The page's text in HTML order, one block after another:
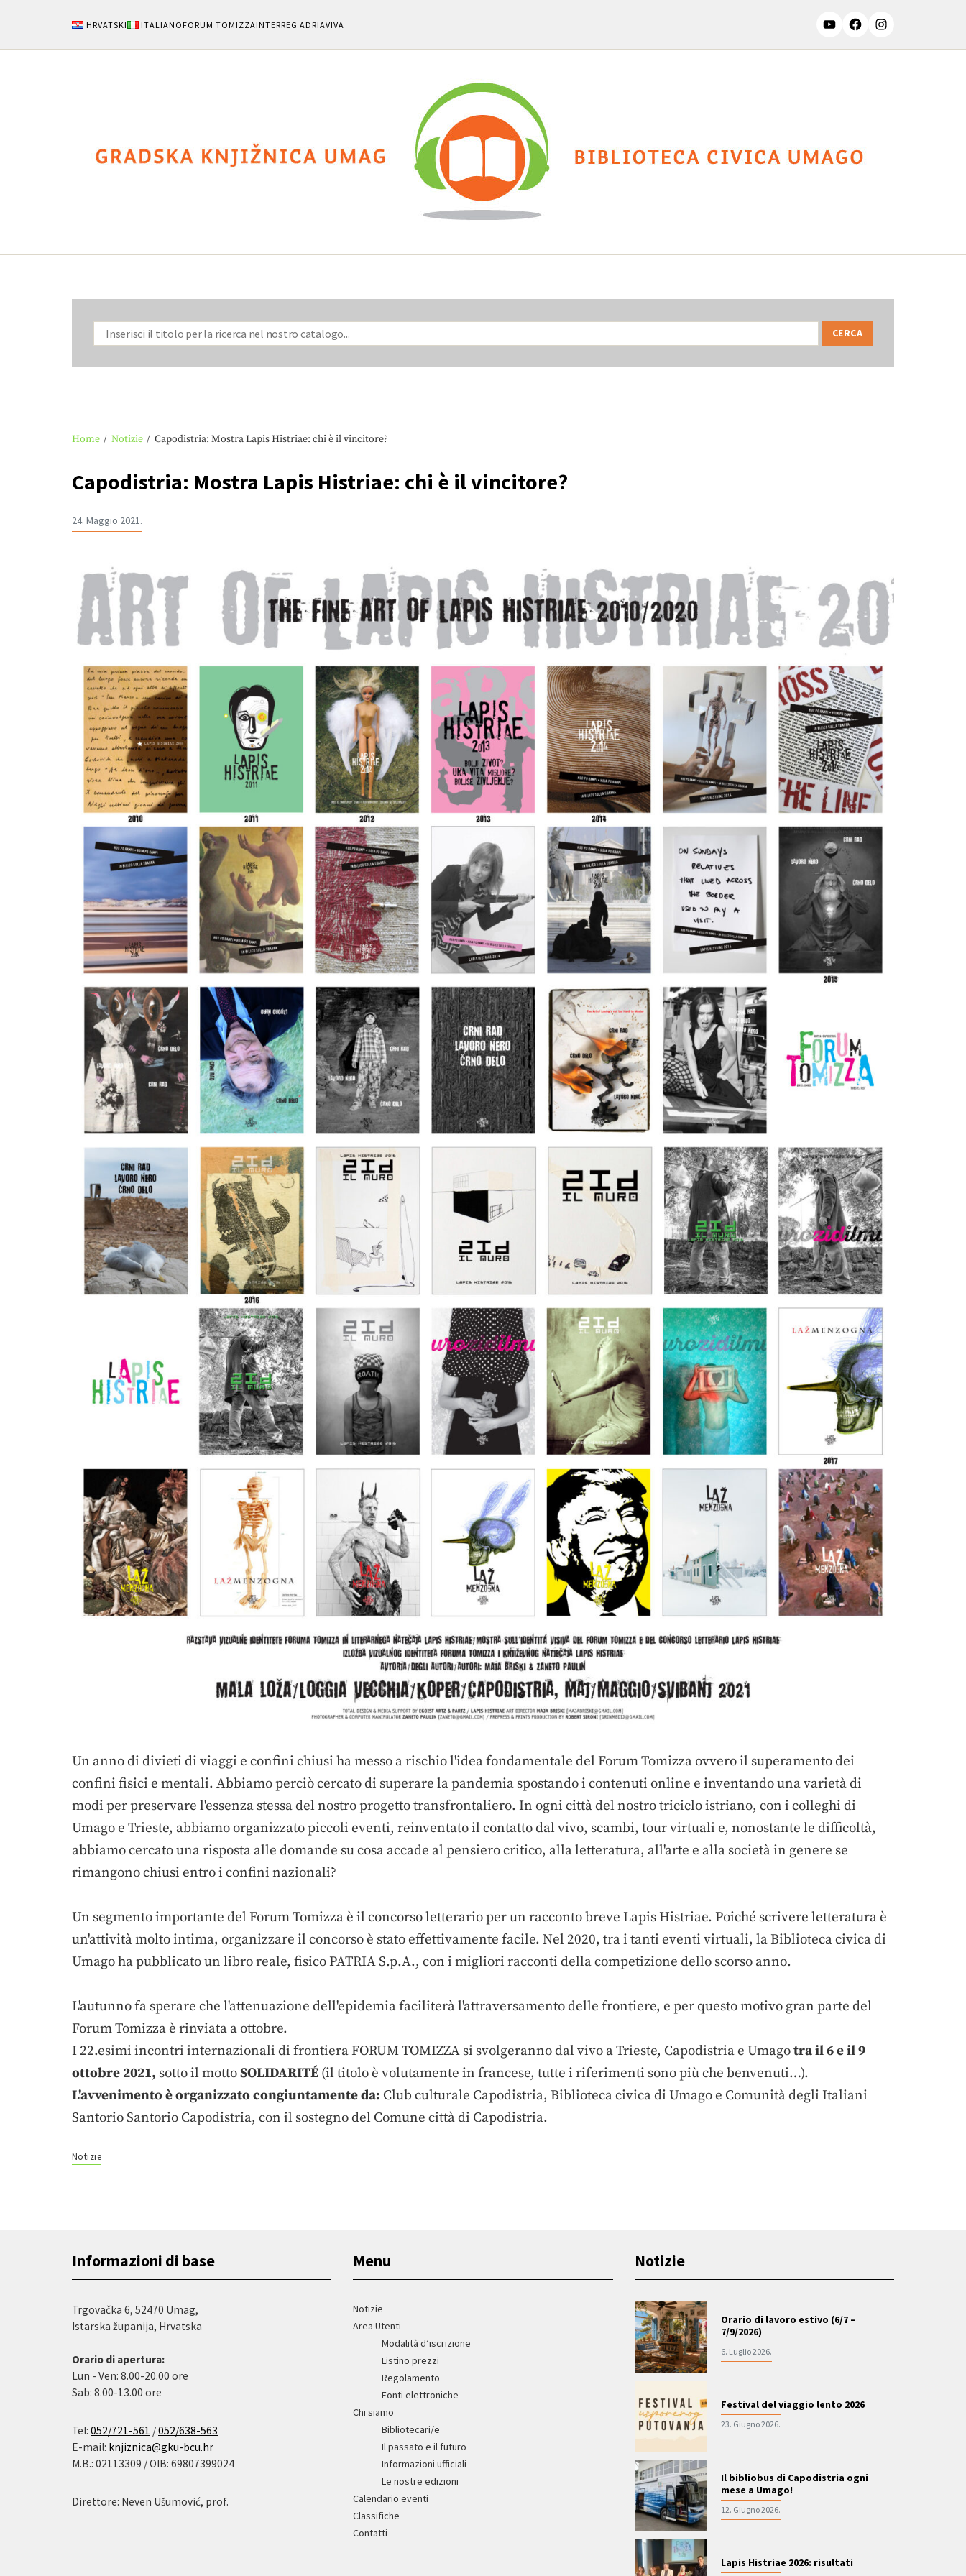
HRVATSKI ITALIANO FORUM TOMIZZA INTERREG ADRIAVIVA
Home Notizie Capodistria: Mostra Lapis Histriae: chi è il vincitore?
Capodistria: Mostra Lapis Histriae: chi è il vincitore?
24. Maggio 2021.
Un anno di divieti di viaggi e confini chiusi ha messo a rischio l'idea fondamentale del Forum Tomizza ovvero il superamento dei
confini fisici e mentali. Abbiamo perciò cercato di superare la pandemia spostando i contenuti online e inventando una varietà di
modi per preservare l'essenza stessa del nostro progetto transfrontaliero. In ogni città del nostro triciclo istriano, con i colleghi di
Umago e Trieste, abbiamo organizzato piccoli eventi, reinventato il contatto dal vivo, scambi, tour virtuali e, nonostante le difficoltà,
abbiamo cercato una risposta alle domande su cosa accade al pensiero critico, alla letteratura, all'arte e alla società in genere se
rimangono chiusi entro i confini nazionali?
Un segmento importante del Forum Tomizza è il concorso letterario per un racconto breve Lapis Histriae. Poiché scrivere letteratura è
un'attività molto intima, organizzare il concorso è stato effettivamente facile. Nel 2020, tra i tanti eventi virtuali, la Biblioteca civica di
Umago ha pubblicato un libro reale, fisico PATRIA S.p.A., con i migliori racconti della competizione dello scorso anno.
L'autunno fa sperare che l'attenuazione dell'epidemia faciliterà l'attraversamento delle frontiere, e per questo motivo gran parte del
Forum Tomizza è rinviata a ottobre.
I 22.esimi incontri internazionali di frontiera FORUM TOMIZZA si svolgeranno dal vivo a Trieste, Capodistria e Umagotra il 6 e il 9
ottobre 2021, sotto il mottoSOLIDARITÉ (il titolo è volutamente in francese, tutte i riferimenti sono più che benvenuti…).
L'avvenimento è organizzato congiuntamente da: Club culturale Capodistria, Biblioteca civica di Umago e Comunità degli Italiani
Santorio Santorio Capodistria, con il sostegno del Comune città di Capodistria.
Notizie
Informazioni di base
Trgovačka 6, 52470 Umag,
Istarska županija, Hrvatska
Orario di apertura:
Lun - Ven: 8.00-20.00 ore
Sab: 8.00-13.00 ore
Tel: 052/721-561 /052/638-563
E-mail: knjiznica@gku-bcu.hr
M.B.: 02113309 / OIB: 69807399024
Direttore: Neven Ušumović, prof.
Menu
Notizie
Area Utenti
Modalità d’iscrizione
Listino prezzi
Regolamento
Fonti elettroniche
Chi siamo
Bibliotecari/e
Il passato e il futuro
Informazioni ufficiali
Le nostre edizioni
Calendario eventi
Classifiche
Contatti
Notizie
Orario di lavoro estivo (6/7 –
7/9/2026)
6. Luglio 2026.
Festival del viaggio lento 2026
23. Giugno 2026.
Il bibliobus di Capodistria ogni
mese a Umago!
12. Giugno 2026.
Lapis Histriae 2026: risultati